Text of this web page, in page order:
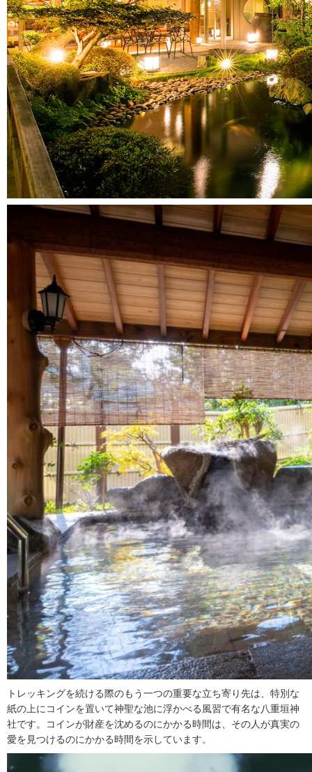
トレッキングを続ける際のもう一つの重要な立ち寄り先は、特別な
紙の上にコインを置いて神聖な池に浮かべる風習で有名な八重垣神
社です。コインが財産を沈めるのにかかる時間は、その人が真実の
愛を見つけるのにかかる時間を示しています。